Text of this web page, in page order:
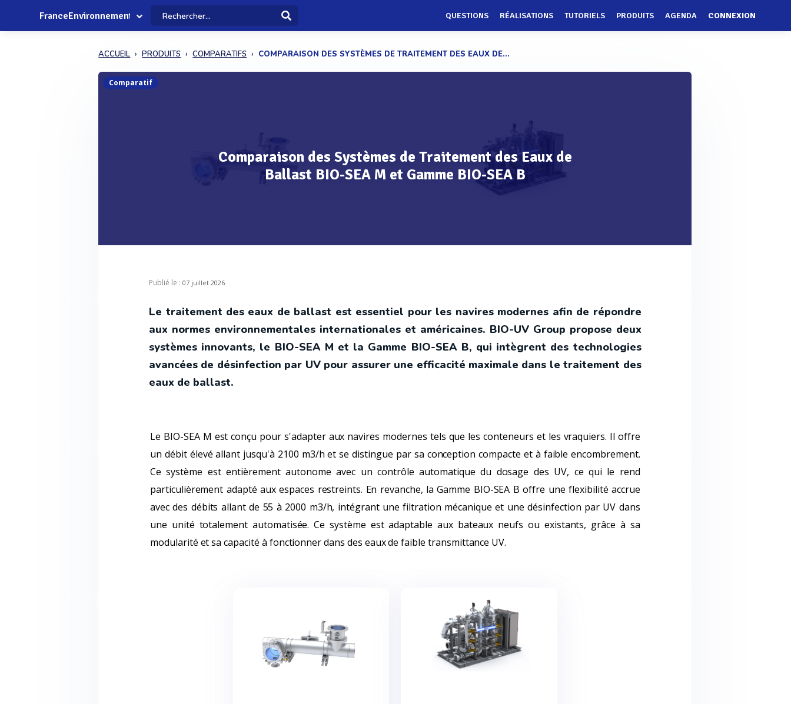
FranceEnvironnement QUESTIONS RÉALISATIONS TUTORIELS PRODUITS AGENDA CONNEXION
ACCUEIL PRODUITS COMPARATIFS COMPARAISON DES SYSTÈMES DE TRAITEMENT DES EAUX DE...
Comparatif
Comparaison des Systèmes de Traitement des Eaux de
Ballast BIO-SEA M et Gamme BIO-SEA B
Publié le : 07 juillet 2026
Le traitement des eaux de ballast est essentiel pour les navires modernes afin de répondre
aux normes environnementales internationales et américaines. BIO-UV Group propose deux
systèmes innovants, le BIO-SEA M et la Gamme BIO-SEA B, qui intègrent des technologies
avancées de désinfection par UV pour assurer une efficacité maximale dans le traitement des
eaux de ballast.
Le BIO-SEA M est conçu pour s'adapter aux navires modernes tels que les conteneurs et les vraquiers. Il offre
un débit élevé allant jusqu'à 2100 m3/h et se distingue par sa conception compacte et à faible encombrement.
Ce système est entièrement autonome avec un contrôle automatique du dosage des UV, ce qui le rend
particulièrement adapté aux espaces restreints. En revanche, la Gamme BIO-SEA B offre une flexibilité accrue
avec des débits allant de 55 à 2000 m3/h, intégrant une filtration mécanique et une désinfection par UV dans
une unité totalement automatisée. Ce système est adaptable aux bateaux neufs ou existants, grâce à sa
modularité et sa capacité à fonctionner dans des eaux de faible transmittance UV.